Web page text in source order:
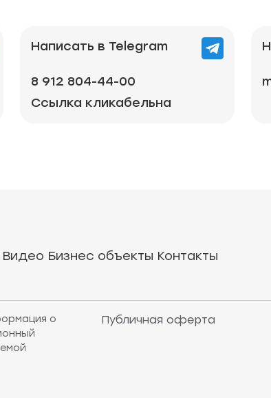
Написать в Telegram
8 912 804-44-00
Ссылка кликабельна
Видео Бизнес объекты Контакты
о
Публичная оферта